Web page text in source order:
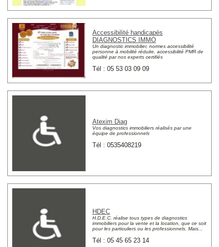
Accessibilité handicapés
DIAGNOSTICS IMMO
Un diagnostic immobilier, normes accessibilité
personne à mobilité réduite, accessibilité PMR de
qualité par nos experts certifiés
Tél : 05 53 03 09 09
Atexim Diag
Vos diagnostics immobiliers réalisés par une
équipe de professionnels
Tél : 0535408219
HDEC
H.D.E.C. réalise tous types de diagnostics
immobiliers pour la vente et la location, que ce soit
pour les particuliers ou les professionnels. Mais...
Tél : 05 45 65 23 14